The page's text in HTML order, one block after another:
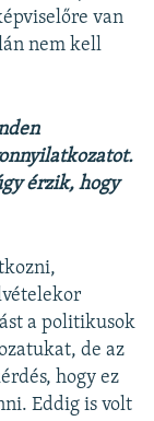
van
nem kell
érzik, hogy
a politikusok
de az
hogy ez
Eddig is volt